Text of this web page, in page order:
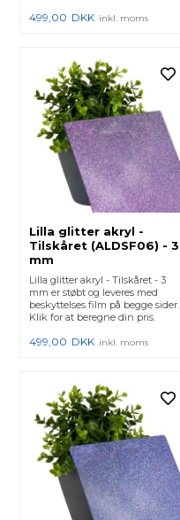
499,00 DKK inkl. moms
Lilla glitter akryl -
Tilskåret (ALDSF06) - 3
mm
Lilla glitter akryl - Tilskåret - 3
mm er støbt og leveres med
beskyttelses film på begge sider.
Klik for at beregne din pris.
499,00 DKK inkl. moms